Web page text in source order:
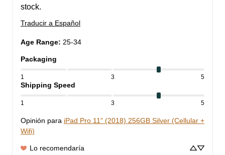
stock.
Traducir a Español
Age Range: 25-34
Packaging
1 3 5
Shipping Speed
1 3 5
Opinión para iPad Pro 11" (2018) 256GB Silver (Cellular +
Wifi)
Lo recomendaría